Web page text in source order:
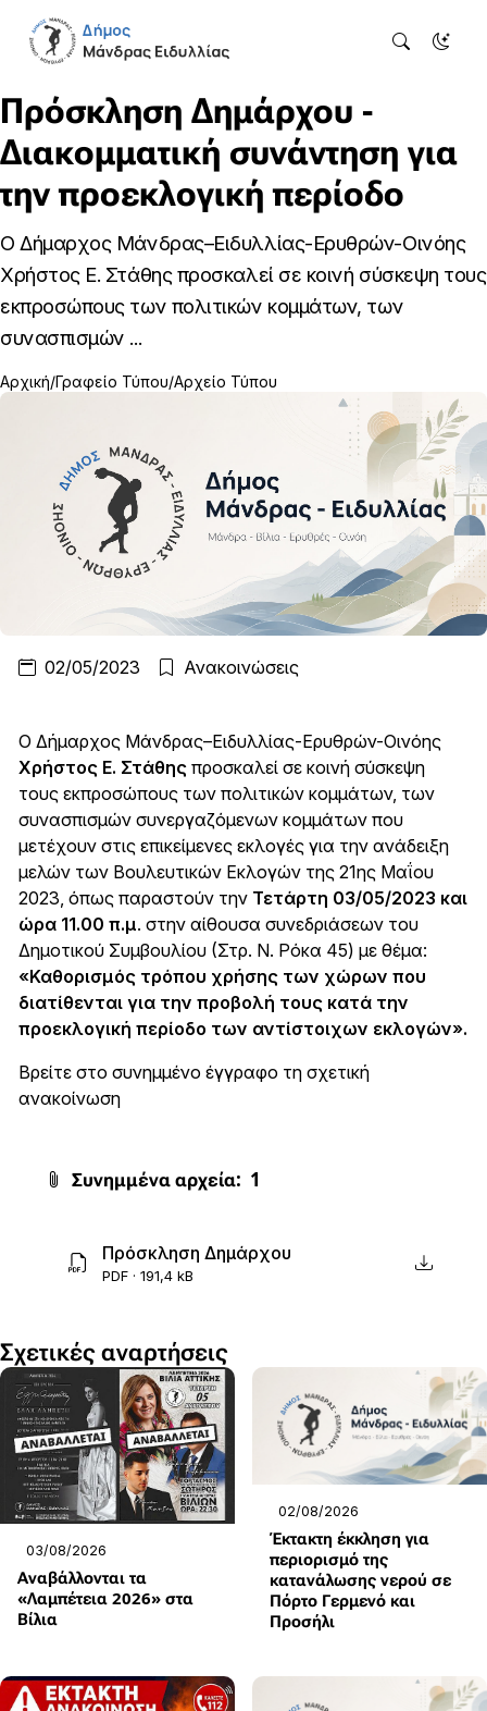
Πρόσκληση Δημάρχου -
Διακομματική συνάντηση για
την προεκλογική περίοδο
Ο Δήμαρχος Μάνδρας–Ειδυλλίας-Ερυθρών-Οινόης
Χρήστος Ε. Στάθης προσκαλεί σε κοινή σύσκεψη τους
εκπροσώπους των πολιτικών κομμάτων, των
συνασπισμών ...
Αρχική Γραφείο Τύπου Αρχείο Τύπου
02/05/2023 Ανακοινώσεις
Ο Δήμαρχος Μάνδρας–Ειδυλλίας-Ερυθρών-Οινόης
Χρήστος Ε. Στάθης προσκαλεί σε κοινή σύσκεψη
τους εκπροσώπους των πολιτικών κομμάτων, των
συνασπισμών συνεργαζόμενων κομμάτων που
μετέχουν στις επικείμενες εκλογές για την ανάδειξη
μελών των Βουλευτικών Εκλογών της 21ης Μαΐου
2023, όπως παραστούν την Τετάρτη 03/05/2023 και
ώρα 11.00 π.μ. στην αίθουσα συνεδριάσεων του
Δημοτικού Συμβουλίου (Στρ. Ν. Ρόκα 45) με θέμα:
«Καθορισμός τρόπου χρήσης των χώρων που
διατίθενται για την προβολή τους κατά την
προεκλογική περίοδο των αντίστοιχων εκλογών».
Βρείτε στο συνημμένο έγγραφο τη σχετική
ανακοίνωση
Συνημμένα αρχεία: 1
Πρόσκληση Δημάρχου
PDF · 191,4 kB
Σχετικές αναρτήσεις
03/08/2026
Αναβάλλονται τα
«Λαμπέτεια 2026» στα
Βίλια
02/08/2026
Έκτακτη έκκληση για
περιορισμό της
κατανάλωσης νερού σε
Πόρτο Γερμενό και
Προσήλι